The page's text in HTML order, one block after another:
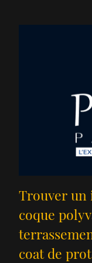
Trouver un
coque
coat de